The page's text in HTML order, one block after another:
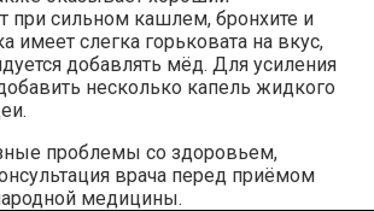
при сильном кашлем, бронхите и
имеет слегка горьковата на вкус,
добавлять мёд. Для усиления
несколько капель жидкого
проблемы со здоровьем,
врача перед приёмом
медицины.